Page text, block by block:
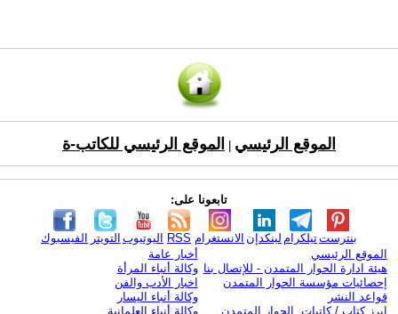
الموقع الرئيسي الموقع الرئيسي للكاتب-ة
تابعونا على:
الفيسبوك التويتر اليوتيوب RSS الانستغرام لينكدإن تيلكرامبنترست
الموقع الرئيسي
هيئة ادارة الحوار المتمدن - للإتصال بنا
إحصائيات مؤسسة الحوار المتمدن
قواعد النشر
ابرز كتاب / كاتبات الحوار المتمدن
أخبار عامة
وكالة أنباء المرأة
اخبار الأدب والفن
وكالة أنباء اليسار
وكالة أنباء العلمانية